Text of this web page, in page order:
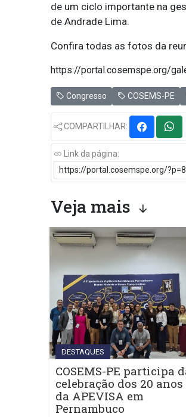
de um ciclo importante na
de Andrade Lima.
Confira todas as fotos da
https://portal.cosemspe.org/
Congresso COSEMS-PE
COMPARTILHAR:
Link da página:
Veja mais
DESTAQUES
COSEMS-PE participa
celebração dos 20 anos
da APEVISA em
Pernambuco